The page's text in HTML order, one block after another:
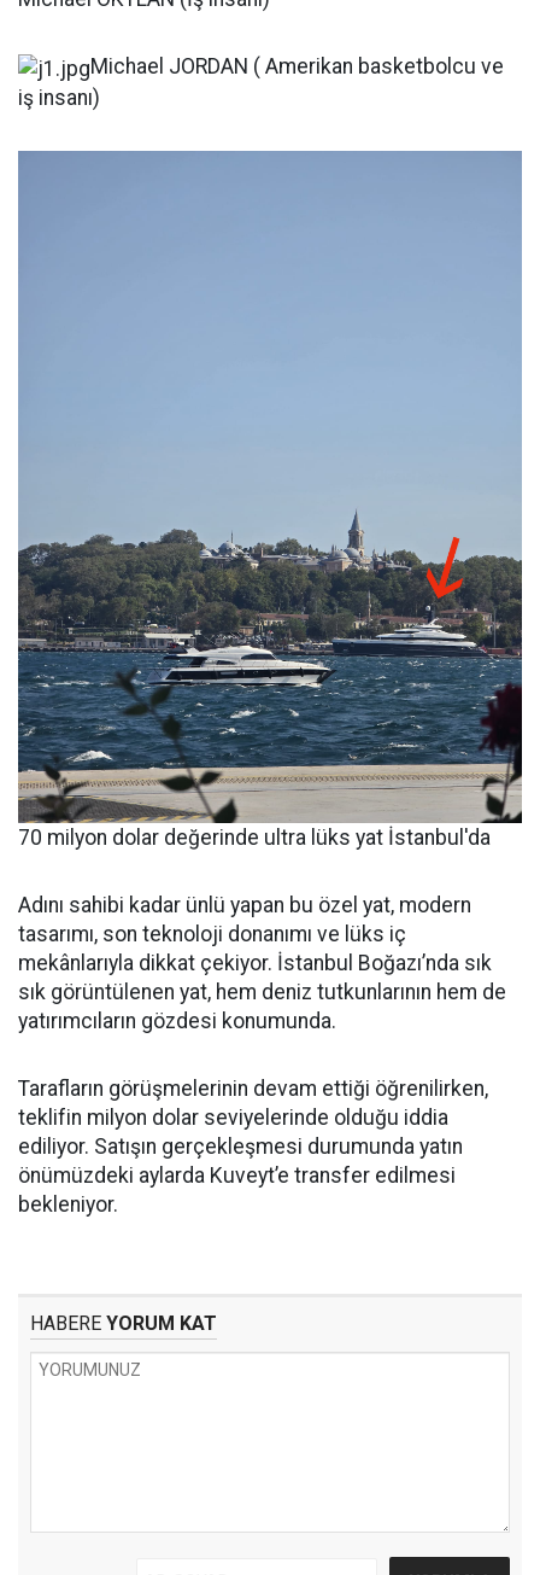
Michael JORDAN ( Amerikan basketbolcu ve
iş insanı)
70 milyon dolar değerinde ultra lüks yat İstanbul'da
Adını sahibi kadar ünlü yapan bu özel yat, modern
tasarımı, son teknoloji donanımı ve lüks iç
mekânlarıyla dikkat çekiyor. İstanbul Boğazı’nda sık
sık görüntülenen yat, hem deniz tutkunlarının hem de
yatırımcıların gözdesi konumunda.
Tarafların görüşmelerinin devam ettiği öğrenilirken,
teklifin milyon dolar seviyelerinde olduğu iddia
ediliyor. Satışın gerçekleşmesi durumunda yatın
önümüzdeki aylarda Kuveyt’e transfer edilmesi
bekleniyor.
HABERE YORUM KAT